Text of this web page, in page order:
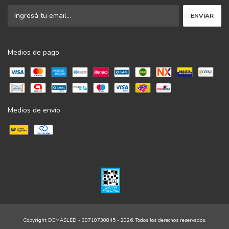
Medios de pago
Medios de envío
Copyright DEMASLED - 30710730845 - 2026. Todos los derechos reservados.